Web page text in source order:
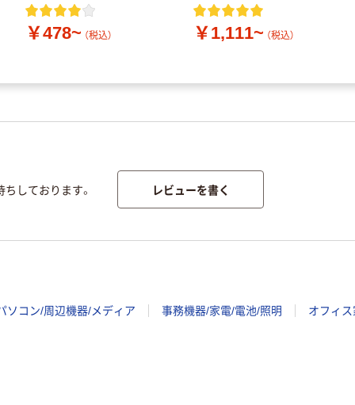
￥478~ （税込） ￥1,111~ （税込）
しております。 レビューを書く
ソコン/周辺機器/メディア 事務機器/家電/電池/照明 オフィ